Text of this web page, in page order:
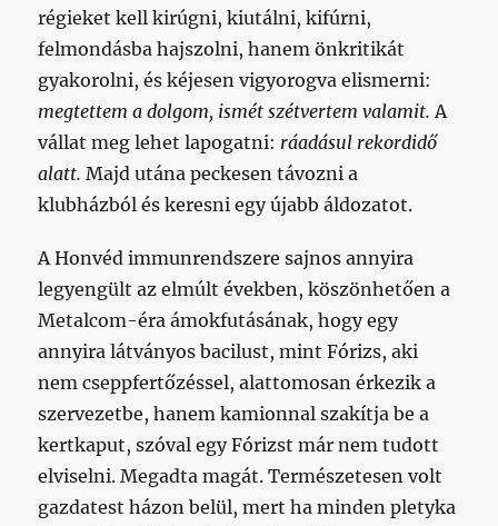
régieket kell kirúgni, kiutálni, kifúrni,
felmondásba hajszolni, hanem önkritikát
gyakorolni, és kéjesen vigyorogva elismerni:
megtettem a dolgom, ismét szétvertem valamit. A
vállat meg lehet lapogatni: ráadásul rekordidő
alatt. Majd utána peckesen távozni a
klubházból és keresni egy újabb áldozatot.
A Honvéd immunrendszere sajnos annyira
legyengült az elmúlt években, köszönhetően a
Metalcom-éra ámokfutásának, hogy egy
annyira látványos bacilust, mint Fórizs, aki
nem cseppfertőzéssel, alattomosan érkezik a
szervezetbe, hanem kamionnal szakítja be a
kertkaput, szóval egy Fórizst már nem tudott
elviselni. Megadta magát. Természetesen volt
gazdatest házon belül, mert ha minden pletyka